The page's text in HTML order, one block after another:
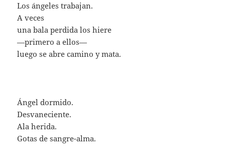
Los ángeles trabajan.
A veces
una bala perdida los hiere
—primero a ellos—
luego se abre camino y mata.
Ángel dormido.
Desvaneciente.
Ala herida.
Gotas de sangre-alma.